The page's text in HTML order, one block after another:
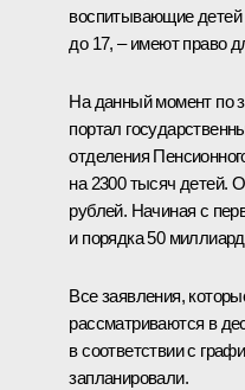
воспитывающие детей
до 17, – имеют право
На данный момент по
портал
отделения
на 2300 тысяч детей.
рублей. Начиная с
и порядка 50
Все заявления,
рассматриваются в
в соответствии с
запланировали.